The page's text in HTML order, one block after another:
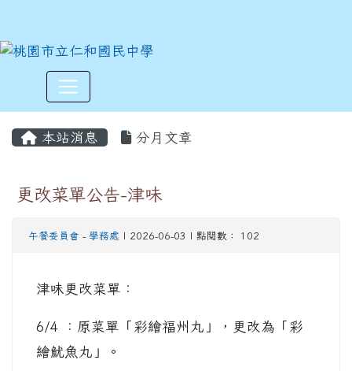
本站消息 分月文章
更改菜單公告-津味
午餐委員會 - 學務處 | 2026-06-03 | 點閱數： 102
津味更改菜單：
6/4 ：原菜單「彩繪福州丸」，更改為「彩
繪魷魚丸」。